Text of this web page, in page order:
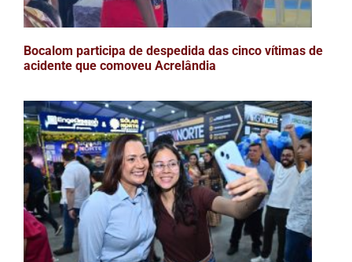
Bocalom participa de despedida das cinco vítimas de
acidente que comoveu Acrelândia